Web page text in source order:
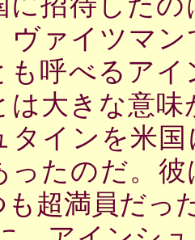
ヴァイツマ
も呼べるア
は大きな意
タインを米
ったのだ。
超満員だっ